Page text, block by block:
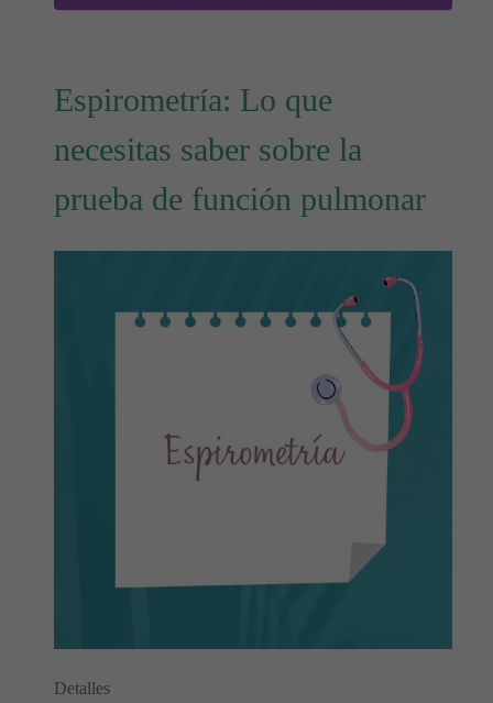
Espirometría: Lo que
necesitas saber sobre la
prueba de función pulmonar
Detalles